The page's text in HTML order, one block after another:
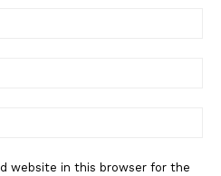
website in this browser for the